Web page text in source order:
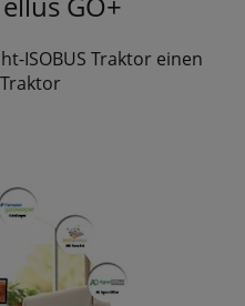
ISOBUS Traktor einen
Traktor